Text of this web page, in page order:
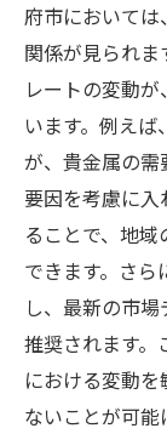
府市において
関係が見られ
レートの変動
います。例え
が、貴金属の需
要因を考慮に
ることで、地
できます。さ
し、最新の市
推奨されます。
における変動
ないことが可能